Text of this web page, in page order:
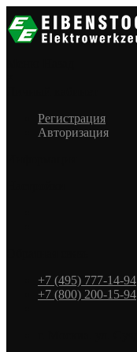
Регистрация
Авторизация
+7 (495) 777-14-94
+7 (800) 200-15-94